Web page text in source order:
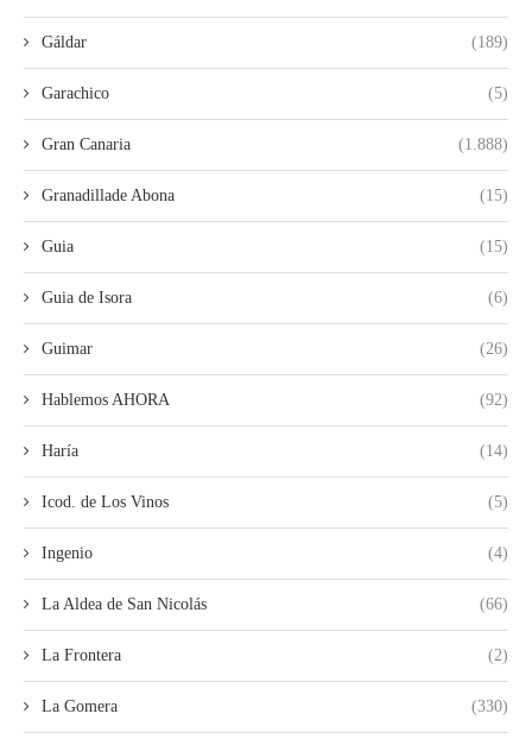
Gáldar (189)
Garachico (5)
Gran Canaria (1.888)
Granadillade Abona (15)
Guia (15)
Guia de Isora (6)
Guimar (26)
Hablemos AHORA (92)
Haría (14)
Icod. de Los Vinos (5)
Ingenio (4)
La Aldea de San Nicolás (66)
La Frontera (2)
La Gomera (330)